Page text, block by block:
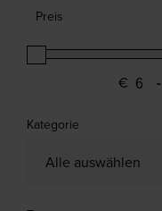
Preis
€ -
Kategorie